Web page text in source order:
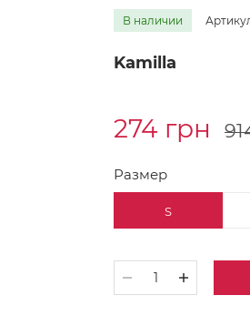
В наличии
Kamilla
274 грн
Размер
S